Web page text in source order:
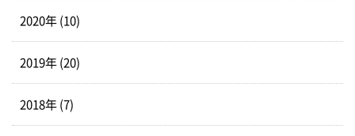
2020年 (10)
2019年 (20)
2018年 (7)